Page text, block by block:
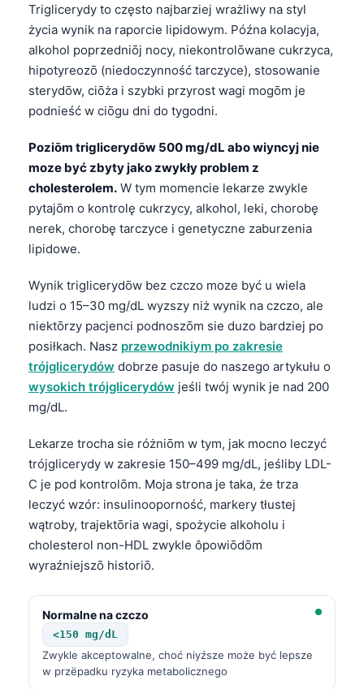
Triglicerydy to często najbarziej wrażliwy na styl
życia wynik na raporcie lipidowym. Późna kolacyja,
alkohol poprzedniōj nocy, niekontrolōwane cukrzyca,
hipotyreozō (niedoczynność tarczyce), stosowanie
sterydōw, ciōża i szybki przyrost wagi mogōm je
podnieść w ciōgu dni do tygodni.
Poziōm triglicerydōw 500 mg/dL abo wiyncyj nie
moze być zbyty jako zwykły problem z
cholesterolem. W tym momencie lekarze zwykle
pytajōm o kontrolę cukrzycy, alkohol, leki, chorobę
nerek, chorobę tarczyce i genetyczne zaburzenia
lipidowe.
Wynik triglicerydōw bez czczo moze być u wiela
ludzi o 15–30 mg/dL wyzszy niż wynik na czczo, ale
niektōrzy pacjenci podnoszōm sie duzo bardziej po
posiłkach. Nasz przewodnikiym po zakresie
trójglicerydów dobrze pasuje do naszego artykułu o
wysokich trójglicerydów jeśli twój wynik je nad 200
mg/dL.
Lekarze trocha sie różniōm w tym, jak mocno leczyć
trójglicerydy w zakresie 150–499 mg/dL, jeśliby LDL-
C je pod kontrolōm. Moja strona je taka, że trza
leczyć wzór: insulinooporność, markery tłustej
wątroby, trajektōria wagi, spożycie alkoholu i
cholesterol non-HDL zwykle ôpowiōdōm
wyraźniejszō historiō.
Normalne na czczo
<150 mg/dL
Zwykle akceptowalne, choć niyźsze może być lepsze
w przëpadku ryzyka metabolicznego
Kiswahili
አማርኛ
O‘zbekcha
Català
Қазақ тілі
Suomi
Hrvatski
Slovenčina
پښتو
سنڌي
සිංහල
অসমীয়া
Galego
Latviešu valoda
Македонски јазик
Euskara
Gàidhlig
Occitan
العربية المغربية
Afrikaans
Монгол
ພາສາລາວ
Basa Jawa